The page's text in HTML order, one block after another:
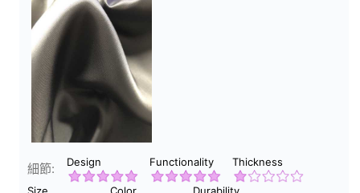
細節: Design Functionality Thickness
Size Color Durability